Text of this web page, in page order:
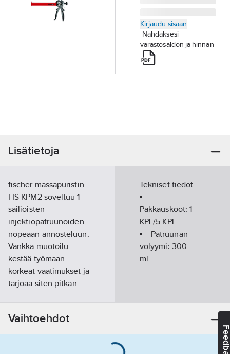
Kirjaudu sisään
Nähdäksesi
varastosaldon ja hinnan
Lisätietoja
fischer massapuristin
FIS KPM2 soveltuu 1
säiliöisten
injektiopatruunoiden
nopeaan annosteluun.
Vankka muotoilu
kestää työmaan
korkeat vaatimukset ja
tarjoaa siten pitkän
tarkan annostelun ja
varmistaa siten helpon
Tekniset tiedot
Pakkauskoot:1
KPL/5 KPL
Patruunan
volyymi: 300
ml
Vaihtoehdot